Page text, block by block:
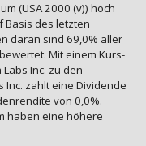
(USA 2000 (v)) hoch
Basis des letzten
daran sind 69,0% aller
Mit einem Kurs-
Inc. zu den
Inc. zahlt eine Dividende
von 0,0%.
haben eine höhere